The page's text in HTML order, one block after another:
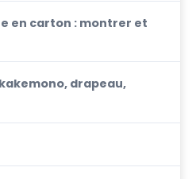
en carton : montrer et
drapeau,